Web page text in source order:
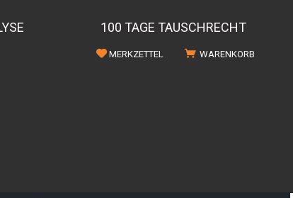
100 TAGE TAUSCHRECHT
WARENKORB
MERKZETTEL